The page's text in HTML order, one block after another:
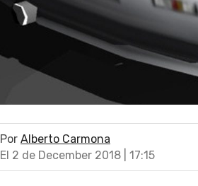
Por Alberto Carmona
El 2 de December 2018 | 17:15